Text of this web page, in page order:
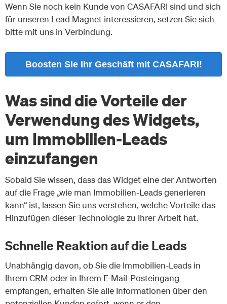
Wenn Sie noch kein Kunde von CASAFARI sind und sich
für unseren Lead Magnet interessieren, setzen Sie sich
bitte mit uns in Verbindung.
Boosten Sie Ihr Geschäft mit CASAFARI!
Was sind die Vorteile der
Verwendung des Widgets,
um Immobilien-Leads
einzufangen
Sobald Sie wissen, dass das Widget eine der Antworten
auf die Frage „wie man Immobilien-Leads generieren
kann“ ist, lassen Sie uns verstehen, welche Vorteile das
Hinzufügen dieser Technologie zu Ihrer Arbeit hat.
Schnelle Reaktion auf die Leads
Unabhängig davon, ob Sie die Immobilien-Leads in
Ihrem CRM oder in Ihrem E-Mail-Posteingang
empfangen, erhalten Sie alle Informationen über den